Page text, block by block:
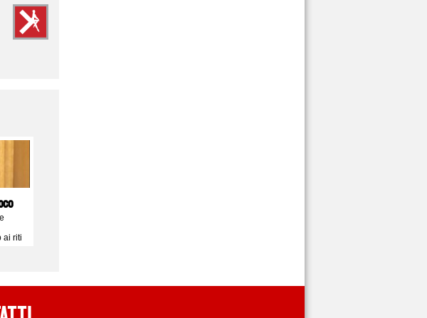
ai riti